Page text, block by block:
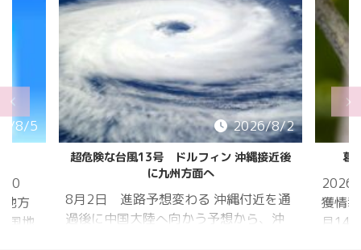
8/5
20
方
国地
2026/8/2
超危険な台風13号 ドルフィン 沖縄接近後
に九州方面へ
8月2日 進路予想変わる 沖縄付近を通
過後に中国大陸へ向かう予想から、沖
葛
2026
獲情
月14